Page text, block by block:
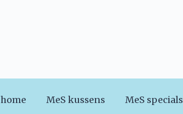
home MeS kussens MeS specials